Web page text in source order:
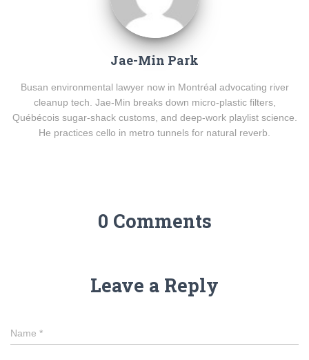
Jae-Min Park
Busan environmental lawyer now in Montréal advocating river
cleanup tech. Jae-Min breaks down micro-plastic filters,
Québécois sugar-shack customs, and deep-work playlist science.
He practices cello in metro tunnels for natural reverb.
0 Comments
Leave a Reply
Name *